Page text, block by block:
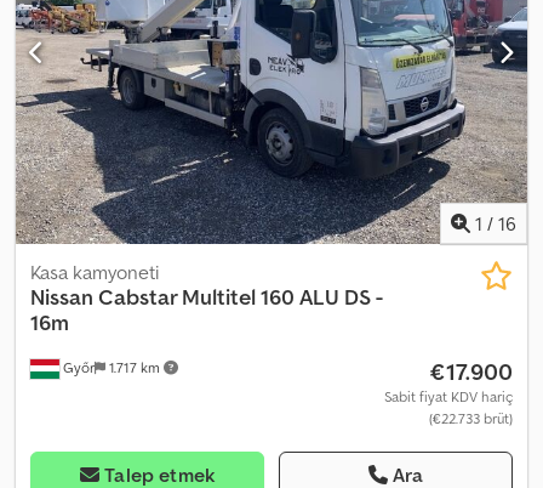
kamyon kaydı, navigasyon sistemi, Yaklaşık 185.000 km'de
kullanılmış araç 2,3 litre, 4 silindirli motor, 140 kW Lastiklerin
durumu: %75 Crodpfxszr H T Se Adqsf Çekme kancası - 3.500 kg
Alüminyumdan yapılmış yükleme alanı koruyucu
1 / 16
Győr 1.717 km
Kasa kamyoneti
Nissan Cabstar Multitel 160 ALU DS -
16m
€17.900
Sabit fiyat KDV hariç
(€22.733 brüt)
Talep etmek Ara